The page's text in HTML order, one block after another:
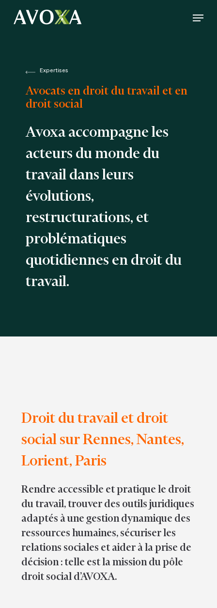
Menu
Expertises
Avocats en droit du travail et en
droit social
Avoxa accompagne les
acteurs du monde du
travail dans leurs
évolutions,
restructurations, et
problématiques
quotidiennes en droit du
travail.
Droit du travail et droit
social sur Rennes, Nantes,
Lorient, Paris
Rendre accessible et pratique le droit
du travail, trouver des outils juridiques
adaptés à une gestion dynamique des
ressources humaines, sécuriser les
relations sociales et aider à la prise de
décision : telle est la mission du pôle
droit social d’AVOXA.